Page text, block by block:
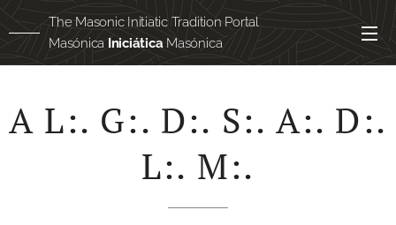
The Masonic Initiatic Tradition Portal
Masónica Iniciática Masónica
Masónicaegipcia
A L:. G:. D:. S:. A:. D:.
L:. M:.